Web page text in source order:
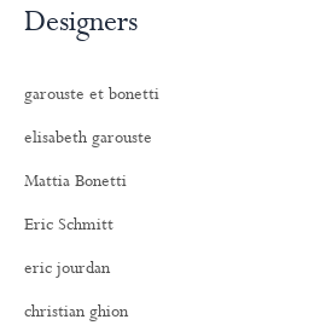
Designers
garouste et bonetti
elisabeth garouste
Mattia Bonetti
Eric Schmitt
eric jourdan
christian ghion